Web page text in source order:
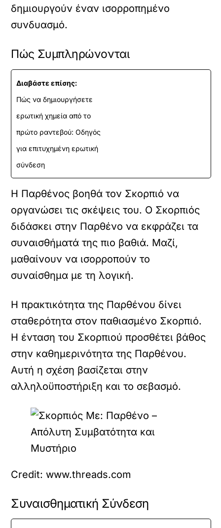
δημιουργούν έναν ισορροπημένο
συνδυασμό.
Πώς Συμπληρώνονται
Διαβάστε επίσης:
Πώς να δημιουργήσετε
ερωτική χημεία από το
πρώτο ραντεβού: Οδηγός
για επιτυχημένη ερωτική
σύνδεση
Η Παρθένος βοηθά τον Σκορπιό να
οργανώσει τις σκέψεις του. Ο Σκορπιός
διδάσκει στην Παρθένο να εκφράζει τα
συναισθήματά της πιο βαθιά. Μαζί,
μαθαίνουν να ισορροπούν το
συναίσθημα με τη λογική.
Η πρακτικότητα της Παρθένου δίνει
σταθερότητα στον παθιασμένο Σκορπιό.
Η ένταση του Σκορπιού προσθέτει βάθος
στην καθημερινότητα της Παρθένου.
Αυτή η σχέση βασίζεται στην
αλληλοϋποστήριξη και το σεβασμό.
Credit: www.threads.com
Συναισθηματική Σύνδεση